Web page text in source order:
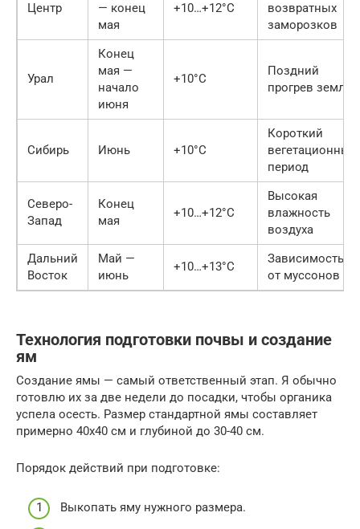
Центр
— конец
мая
+10…+12°C
возвратных
заморозков
Урал
Конец
мая —
начало
июня
+10°C
Поздний
прогрев земли
Сибирь Июнь +10°C
Короткий
вегетационный
период
Северо-
Запад
Конец
мая
+10…+12°C
Высокая
влажность
воздуха
Дальний
Восток
Май —
июнь
+10…+13°C
Зависимость
от муссонов
Технология подготовки почвы и создание
ям
Создание ямы — самый ответственный этап. Я обычно
готовлю их за две недели до посадки, чтобы органика
успела осесть. Размер стандартной ямы составляет
примерно 40х40 см и глубиной до 30-40 см.
Порядок действий при подготовке:
Выкопать яму нужного размера.